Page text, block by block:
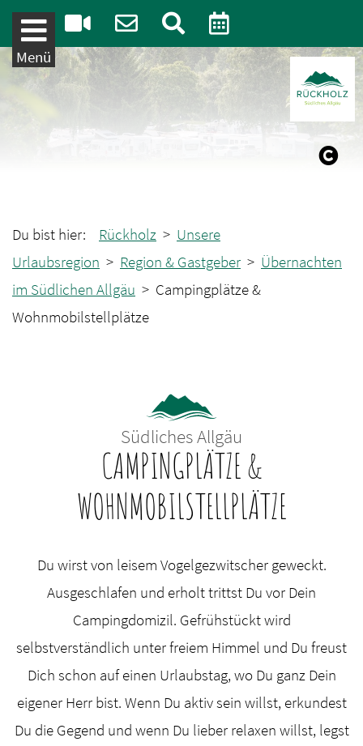
Weiter zum Inhalt
Menü
Du bist hier: Rückholz > Unsere
Urlaubsregion > Region & Gastgeber > Übernachten
im Südlichen Allgäu > Campingplätze &
Wohnmobilstellplätze
Südliches Allgäu
CAMPINGPLÄTZE &
WOHNMOBILSTELLPLÄTZE
Du wirst von leisem Vogelgezwitscher geweckt.
Ausgeschlafen und erholt trittst Du vor Dein
Campingdomizil. Gefrühstückt wird
selbstverständlich unter freiem Himmel und Du freust
Dich schon auf einen Urlaubstag, wo Du ganz Dein
eigener Herr bist. Wenn Du aktiv sein willst, erkundest
Du die Gegend und wenn Du lieber relaxen willst, legst